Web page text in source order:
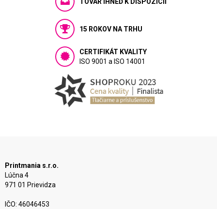
15 ROKOV NA TRHU
CERTIFIKÁT KVALITY
ISO 9001 a ISO 14001
Printmania s.r.o.
Lúčna 4
971 01 Prievidza
IČO: 46046453